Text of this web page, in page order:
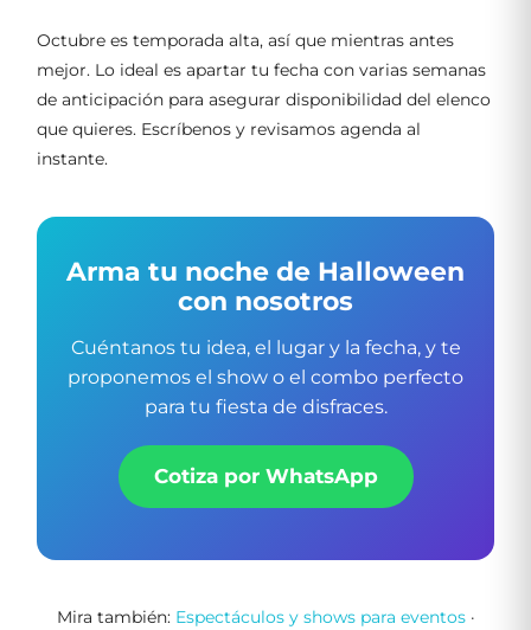
Octubre es temporada alta, así que mientras antes
mejor. Lo ideal es apartar tu fecha con varias semanas
de anticipación para asegurar disponibilidad del elenco
que quieres. Escríbenos y revisamos agenda al
instante.
Arma tu noche de Halloween
con nosotros
Cuéntanos tu idea, el lugar y la fecha, y te
proponemos el show o el combo perfecto
para tu fiesta de disfraces.
Cotiza por WhatsApp
Mira también: Espectáculos y shows para eventos·